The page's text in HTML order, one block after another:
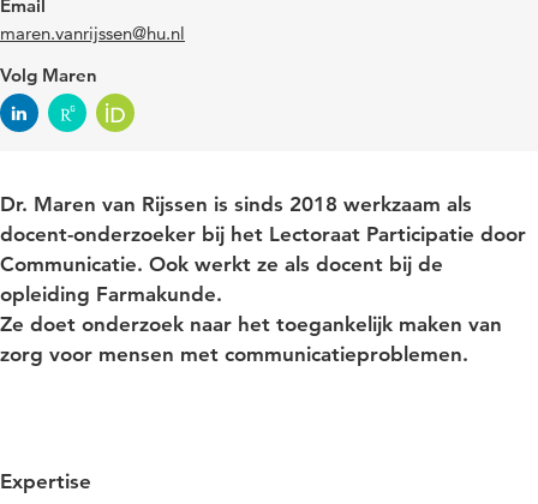
Email
maren.vanrijssen@hu.nl
Volg Maren
Dr. Maren van Rijssen is sinds 2018 werkzaam als
docent-onderzoeker bij het Lectoraat Participatie door
Communicatie. Ook werkt ze als docent bij de
opleiding Farmakunde.
Ze doet onderzoek naar het toegankelijk maken van
zorg voor mensen met communicatieproblemen.
Expertise